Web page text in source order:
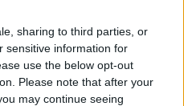
sharing to third parties, or
sensitive information for
use the below opt-out
Please note that after your
may continue seeing
βραδιά με τον Νίκο
Τοπόλια
08:25
ΧΑΝΊΩΝ